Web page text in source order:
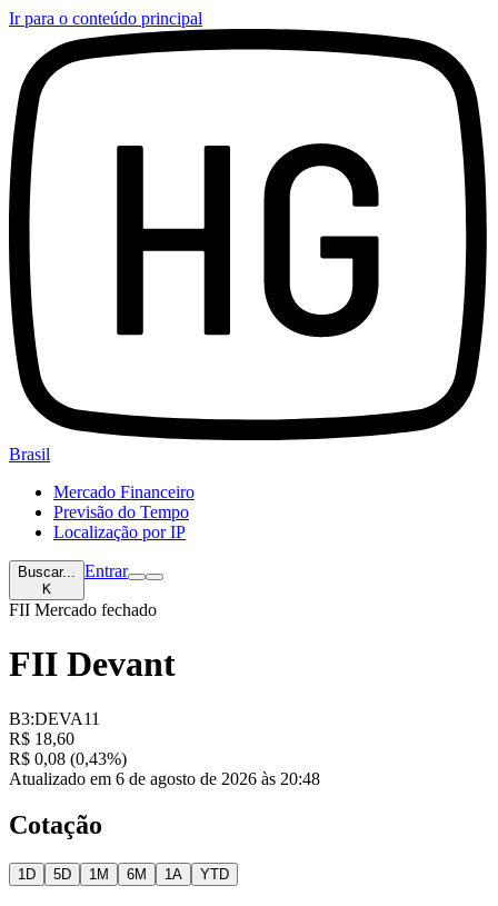
Ir para o conteúdo principal
Brasil
Mercado Financeiro
Previsão do Tempo
Localização por IP
Buscar...
K
Entrar
FII Mercado fechado
FII Devant
B3:DEVA11
R$ 18,60
R$ 0,08 (0,43%)
Atualizado em 6 de agosto de 2026 às 20:48
Cotação
1D 5D 1M 6M 1A YTD